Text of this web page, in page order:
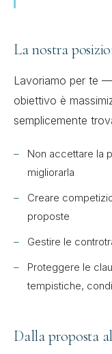
La nostra
Lavoriamo per te
obiettivo è
semplicemente
Non accettare la
migliorarla
Creare
proposte
Gestire le
Proteggere le
tempistiche,
Dalla proposta